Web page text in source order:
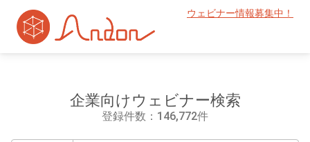
ウェビナー情報募集中！
企業向けウェビナー検索
登録件数：146,772件